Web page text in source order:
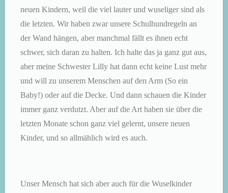
neuen Kindern, weil die viel lauter und wuseliger sind als
die letzten. Wir haben zwar unsere Schulhundregeln an
der Wand hängen, aber manchmal fällt es ihnen echt
schwer, sich daran zu halten. Ich halte das ja ganz gut aus,
aber meine Schwester Lilly hat dann echt keine Lust mehr
und will zu unserem Menschen auf den Arm (So ein
Baby!) oder auf die Decke. Und dann schauen die Kinder
immer ganz verdutzt. Aber auf die Art haben sie über die
letzten Monate schon ganz viel gelernt, unsere neuen
Kinder, und so allmählich wird es auch.
Unser Mensch hat sich aber auch für die Wuselkinder